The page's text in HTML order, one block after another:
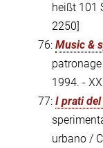
heißt 101
2250]
76: Music &
1994. -
77: I prati
urbano /